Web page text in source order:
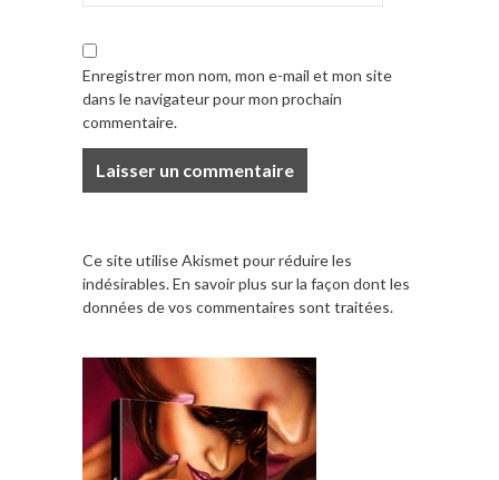
Enregistrer mon nom, mon e-mail et mon site
dans le navigateur pour mon prochain
commentaire.
Ce site utilise Akismet pour réduire les
indésirables.En savoir plus sur la façon dont les
données de vos commentaires sont traitées.